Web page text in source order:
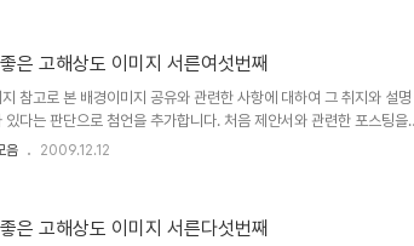
은 그리 길지 않습니다. ^^ 이미지 출처: interfacelift.com ▣ 멋진제
PT템플릿 링크 썸네일 모음 ▣ ☆ ▣ 제안서..
은 고해상도 이미지 서른여섯번째
참고로 본 배경이미지 공유와 관련한 사항에 대하여 그 취지와 설명
있다는 판단으로 첨언을 추가합니다. 처음 제안서와 관련한 포스팅을
그에 글을 올리게 되면서 이미지 공유를 생각했고, 저작권 등 여러 고
않습니다. ^^ 이미지 출처: interfacelift.com ▣ 멋진제안서 만들기
음 2009.12.12
은 고해상도 이미지 서른다섯번째